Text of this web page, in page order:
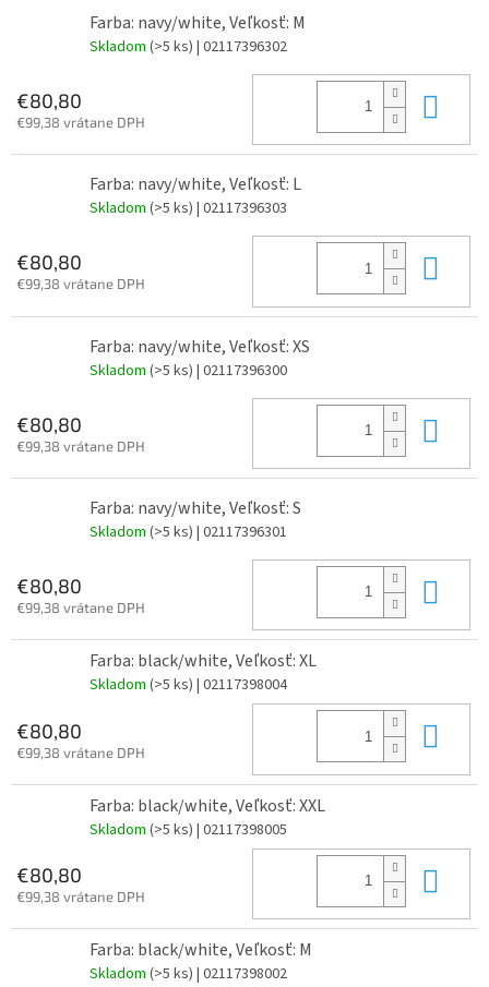
Farba: navy/white, Veľkosť: M
Skladom (>5 ks) | 02117396302
€80,80
€99,38 vrátane DPH
Farba: navy/white, Veľkosť: L
Skladom (>5 ks) | 02117396303
€80,80
€99,38 vrátane DPH
Farba: navy/white, Veľkosť: XS
Skladom (>5 ks) | 02117396300
€80,80
€99,38 vrátane DPH
Farba: navy/white, Veľkosť: S
Skladom (>5 ks) | 02117396301
€80,80
€99,38 vrátane DPH
Farba: black/white, Veľkosť: XL
Skladom (>5 ks) | 02117398004
€80,80
€99,38 vrátane DPH
Farba: black/white, Veľkosť: XXL
Skladom (>5 ks) | 02117398005
€80,80
€99,38 vrátane DPH
Farba: black/white, Veľkosť: M
Skladom (>5 ks) | 02117398002